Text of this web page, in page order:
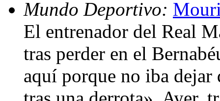
Mundo Deportivo:
El entrenador del Real
tras perder en el
aquí porque no iba dejar